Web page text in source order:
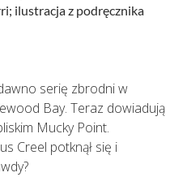
ilustracja z podręcznika
serię zbrodni w
Bay. Teraz dowiadują
Mucky Point.
Creel potknął się i